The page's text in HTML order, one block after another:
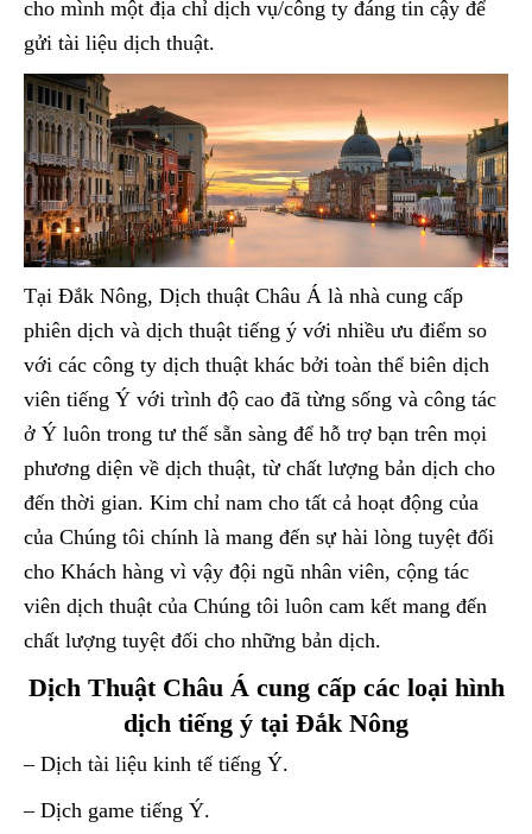
cho mình một địa chỉ dịch vụ/công ty đáng tin cậy để
gửi tài liệu dịch thuật.
Tại Đắk Nông, Dịch thuật Châu Á là nhà cung cấp
phiên dịch và dịch thuật tiếng ý với nhiều ưu điểm so
với các công ty dịch thuật khác bởi toàn thể biên dịch
viên tiếng Ý với trình độ cao đã từng sống và công tác
ở Ý luôn trong tư thế sẵn sàng để hỗ trợ bạn trên mọi
phương diện về dịch thuật, từ chất lượng bản dịch cho
đến thời gian. Kim chỉ nam cho tất cả hoạt động của
của Chúng tôi chính là mang đến sự hài lòng tuyệt đối
cho Khách hàng vì vậy đội ngũ nhân viên, cộng tác
viên dịch thuật của Chúng tôi luôn cam kết mang đến
chất lượng tuyệt đối cho những bản dịch.
Dịch Thuật Châu Á cung cấp các loại hình
dịch tiếng ý tại Đắk Nông
– Dịch tài liệu kinh tế tiếng Ý.
– Dịch game tiếng Ý.